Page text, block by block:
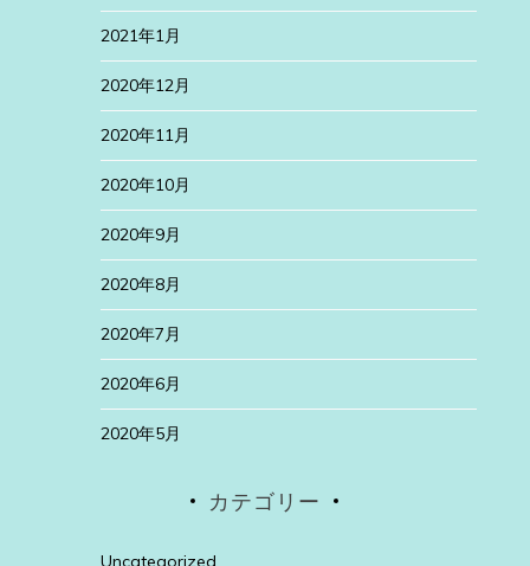
2021年1月
2020年12月
2020年11月
2020年10月
2020年9月
2020年8月
2020年7月
2020年6月
2020年5月
カテゴリー
Uncategorized